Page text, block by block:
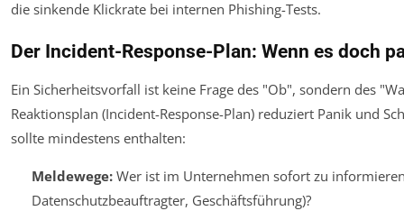
die sinkende Klickrate bei internen Phishing-Tests.
Der Incident-Response-Plan: Wenn es doch
Ein Sicherheitsvorfall ist keine Frage des "Ob", sondern des
Reaktionsplan (Incident-Response-Plan) reduziert Panik und
sollte mindestens enthalten:
Meldewege:Wer ist im Unternehmen sofort zu
Datenschutzbeauftragter, Geschäftsführung)?